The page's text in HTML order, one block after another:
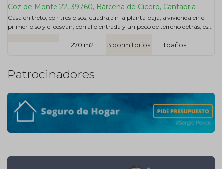
Coz de Monte 22, 39760, Bárcena de Cicero, Cantabria
Casa en treto, con tres pisos, cuadra,e n la planta baja,la vivienda en el
primer piso y el desván, corral o entrada y un poco de terreno detrás, es...
270 m2 3 dormitorios 1 baños
Patrocinadores